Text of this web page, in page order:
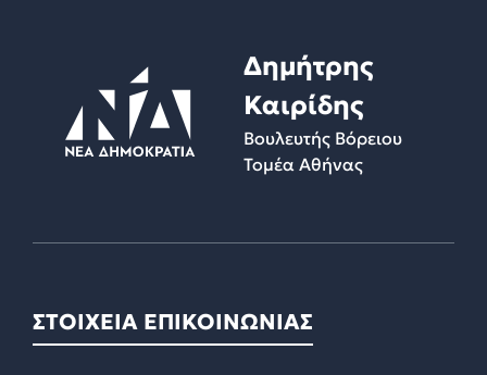
Δημήτρης
Καιρίδης
Βουλευτής Βόρειου
Τομέα Αθήνας
ΣΤΟΙΧΕΙΑ ΕΠΙΚΟΙΝΩΝΙΑΣ